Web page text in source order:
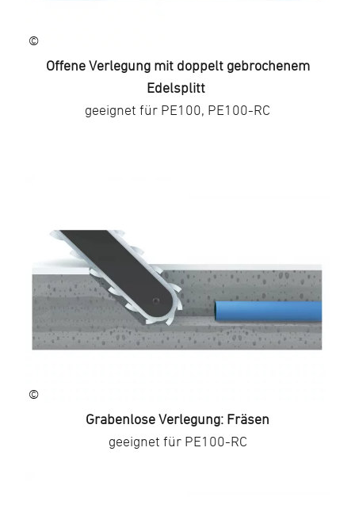
©
Offene Verlegung mit doppelt gebrochenem
Edelsplitt
geeignet für PE100, PE100-RC
©
Grabenlose Verlegung: Fräsen
geeignet für PE100-RC